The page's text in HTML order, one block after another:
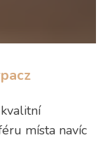
místa navíc